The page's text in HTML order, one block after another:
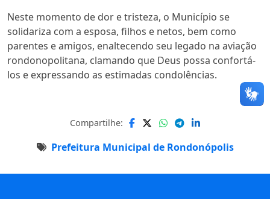
Neste momento de dor e tristeza, o Município se
solidariza com a esposa, filhos e netos, bem como
parentes e amigos, enaltecendo seu legado na aviação
rondonopolitana, clamando que Deus possa confortá-
los e expressando as estimadas condolências.
Prefeitura Municipal de Rondonópolis
Compartilhe: